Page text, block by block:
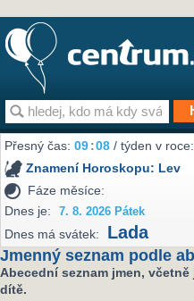
Přesný čas:09:08 / týden v
Znamení Horoskopu: Lev
Fáze měsíce:
Dnes je:
7. 8. 2026 Pátek
Dnes má svátek: Lada
Jmenný seznam podle
Abecední seznam jmen,
dítě.